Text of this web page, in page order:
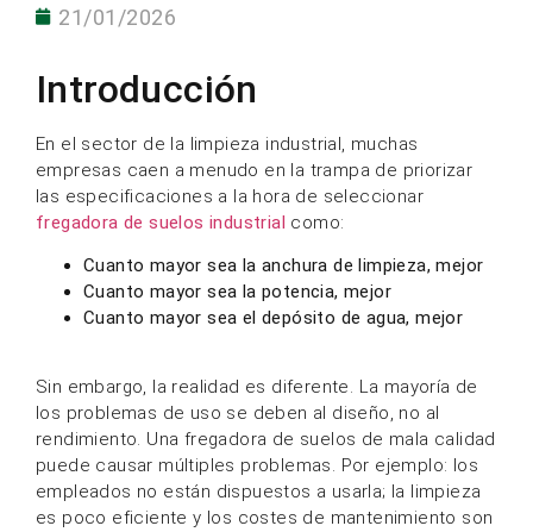
21/01/2026
Introducción
En el sector de la limpieza industrial, muchas
empresas caen a menudo en la trampa de priorizar
las especificaciones a la hora de seleccionar
fregadora de suelos industrial como:
Cuanto mayor sea la anchura de limpieza, mejor
Cuanto mayor sea la potencia, mejor
Cuanto mayor sea el depósito de agua, mejor
Sin embargo, la realidad es diferente. La mayoría de
los problemas de uso se deben al diseño, no al
rendimiento. Una fregadora de suelos de mala calidad
puede causar múltiples problemas. Por ejemplo: los
empleados no están dispuestos a usarla; la limpieza
es poco eficiente y los costes de mantenimiento son